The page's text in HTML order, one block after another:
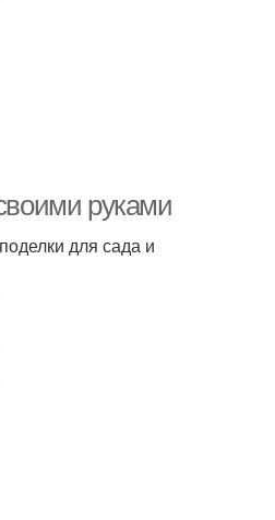
руками
для сада и